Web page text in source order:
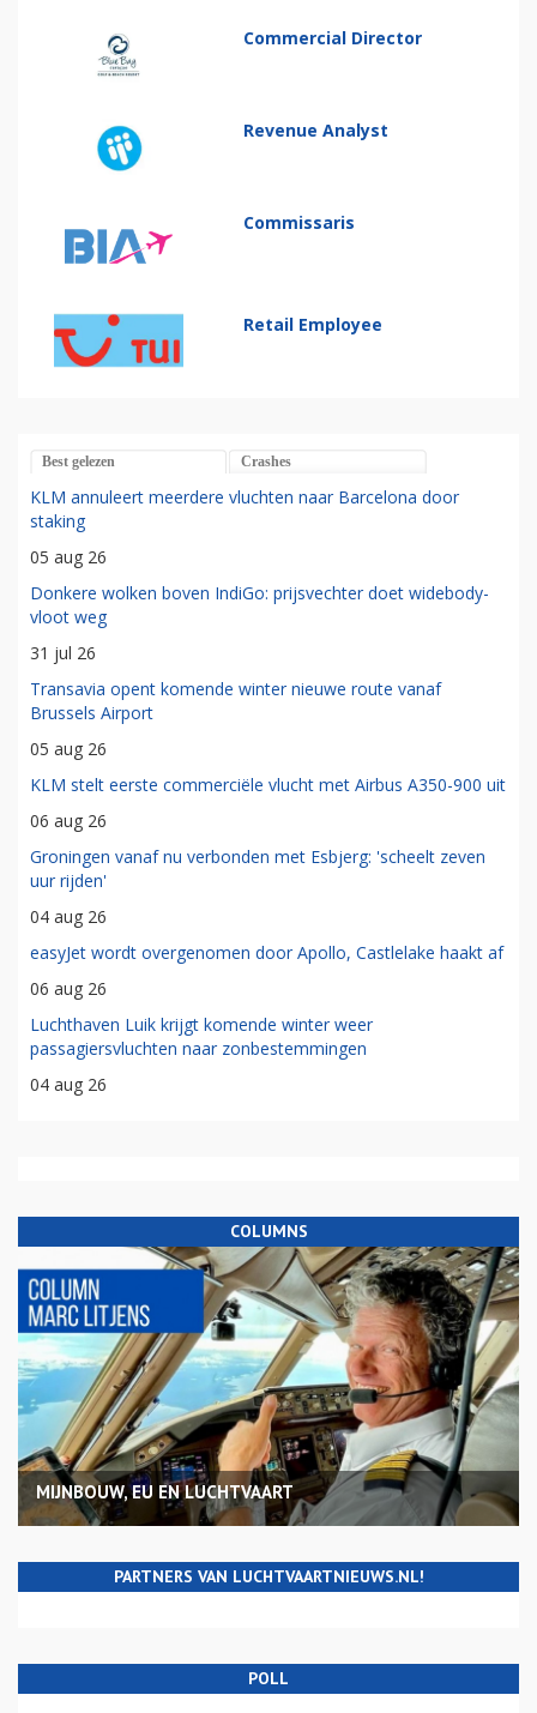
Commercial Director
Revenue Analyst
Commissaris
Retail Employee
Best gelezen Crashes
KLM annuleert meerdere vluchten naar Barcelona door
staking
05 aug 26
Donkere wolken boven IndiGo: prijsvechter doet widebody-
vloot weg
31 jul 26
Transavia opent komende winter nieuwe route vanaf
Brussels Airport
05 aug 26
KLM stelt eerste commerciële vlucht met Airbus A350-900 uit
06 aug 26
Groningen vanaf nu verbonden met Esbjerg: 'scheelt zeven
uur rijden'
04 aug 26
easyJet wordt overgenomen door Apollo, Castlelake haakt af
06 aug 26
Luchthaven Luik krijgt komende winter weer
passagiersvluchten naar zonbestemmingen
04 aug 26
COLUMNS
MIJNBOUW, EU EN LUCHTVAART
PARTNERS VAN LUCHTVAARTNIEUWS.NL!
POLL